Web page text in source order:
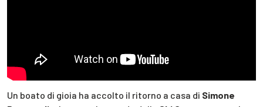
Un boato di gioia ha accolto il ritorno a casa di Simone